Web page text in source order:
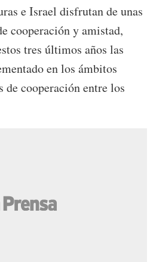
e Israel disfrutan de unas
cooperación y amistad,
tres últimos años las
en los ámbitos
cooperación entre los